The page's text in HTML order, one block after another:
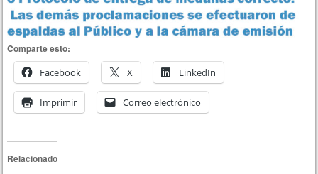
Comparte esto:
Facebook
X LinkedIn
Imprimir Correo electrónico
Relacionado